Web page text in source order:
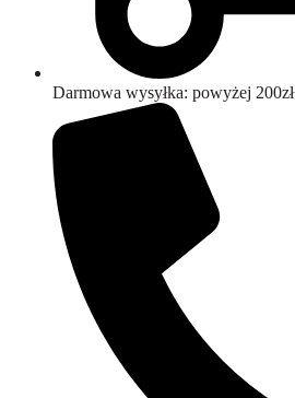
Darmowa wysyłka: powyżej 200zł